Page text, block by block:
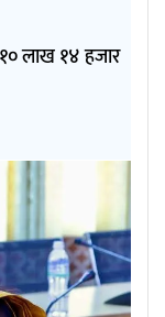
१० लाख १४ हजार